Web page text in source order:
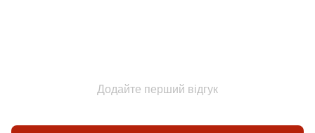
Додайте перший відгук